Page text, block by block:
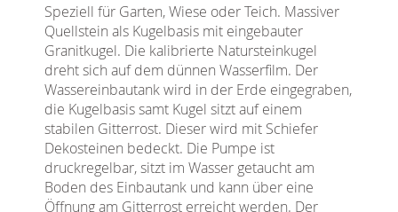
Speziell für Garten, Wiese oder Teich. Massiver
Quellstein als Kugelbasis mit eingebauter
Granitkugel. Die kalibrierte Natursteinkugel
dreht sich auf dem dünnen Wasserfilm. Der
Wassereinbautank wird in der Erde eingegraben,
die Kugelbasis samt Kugel sitzt auf einem
stabilen Gitterrost. Dieser wird mit Schiefer
Dekosteinen bedeckt. Die Pumpe ist
druckregelbar, sitzt im Wasser getaucht am
Boden des Einbautank und kann über eine
Öffnung am Gitterrost erreicht werden. Der